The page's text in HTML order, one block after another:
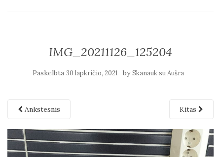
IMG_20211126_125204
Paskelbta 30 lapkričio, 2021 bySkanauk su Aušra
Ankstesnis Kitas